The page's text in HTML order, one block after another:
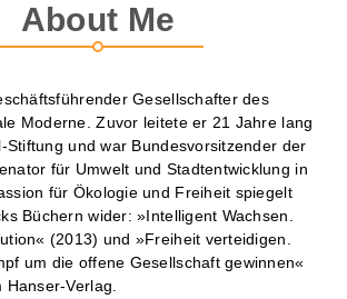
About Me
Gesellschafter des
Moderne. Zuvor leitete er 21 Jahre lang
Stiftung und war Bundesvorsitzender der
für Umwelt und Stadtentwicklung in
für Ökologie und Freiheit spiegelt
Büchern wider: »Intelligent Wachsen.
(2013) und »Freiheit verteidigen.
um die offene Gesellschaft gewinnen«
Verlag.